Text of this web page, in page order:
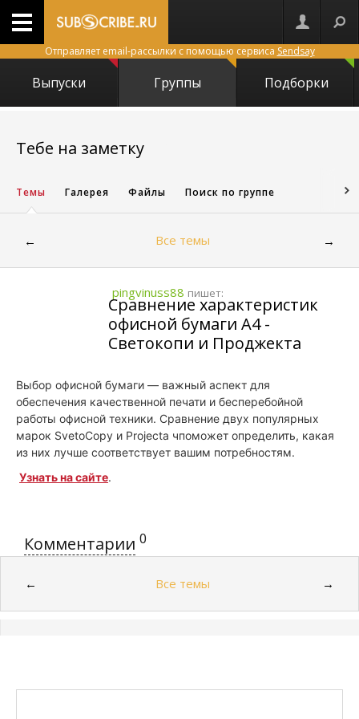
Отправляет email-рассылки с помощью сервиса Sendsay
Выпуски Группы Подборки
Тебе на заметку
Темы Галерея Файлы Поиск по группе
← Все темы →
pingvinuss88 пишет:
Сравнение характеристик
офисной бумаги A4 -
Светокопи и Проджекта
Выбор офисной бумаги — важный аспект для
обеспечения качественной печати и бесперебойной
работы офисной техники. Сравнение двух популярных
марок SvetoCopy и Projecta чпоможет определить, какая
из них лучше соответствует вашим потребностям.
Узнать на сайте.
Комментарии 0
← Все темы →